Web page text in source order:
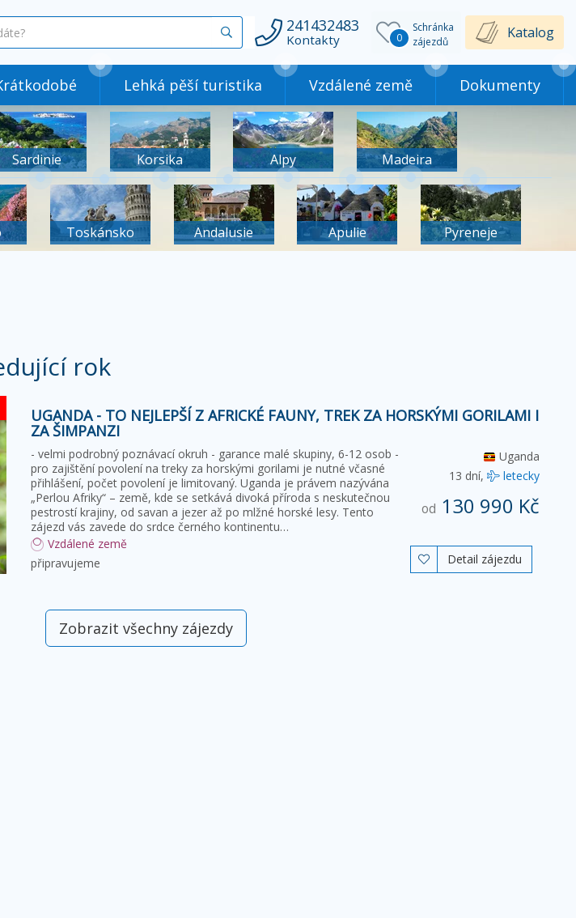
Vyhledat 241432483
Kontakty
Schránka
zájezdů
0 Katalog
Lehká pěší turistika Vzdálené země Dokumenty
Sardinie Korsika Alpy Madeira
Toskánsko Andalusie Apulie Pyreneje
rok
UGANDA - TO NEJLEPŠÍ Z AFRICKÉ FAUNY, TREK ZA HORSKÝMI GORILAMI I
ZA ŠIMPANZI
- velmi podrobný poznávací okruh - garance malé skupiny, 6-12 osob -
pro zajištění povolení na treky za horskými gorilami je nutné včasné
přihlášení, počet povolení je limitovaný. Uganda je právem nazývána
„Perlou Afriky“ – země, kde se setkává divoká příroda s neskutečnou
pestrostí krajiny, od savan a jezer až po mlžné horské lesy. Tento
zájezd vás zavede do srdce černého kontinentu…
Uganda
13 dní,
letecky
od 130 990 Kč
Vzdálené země
připravujeme
 Detail zájezdu
Zobrazit všechny zájezdy